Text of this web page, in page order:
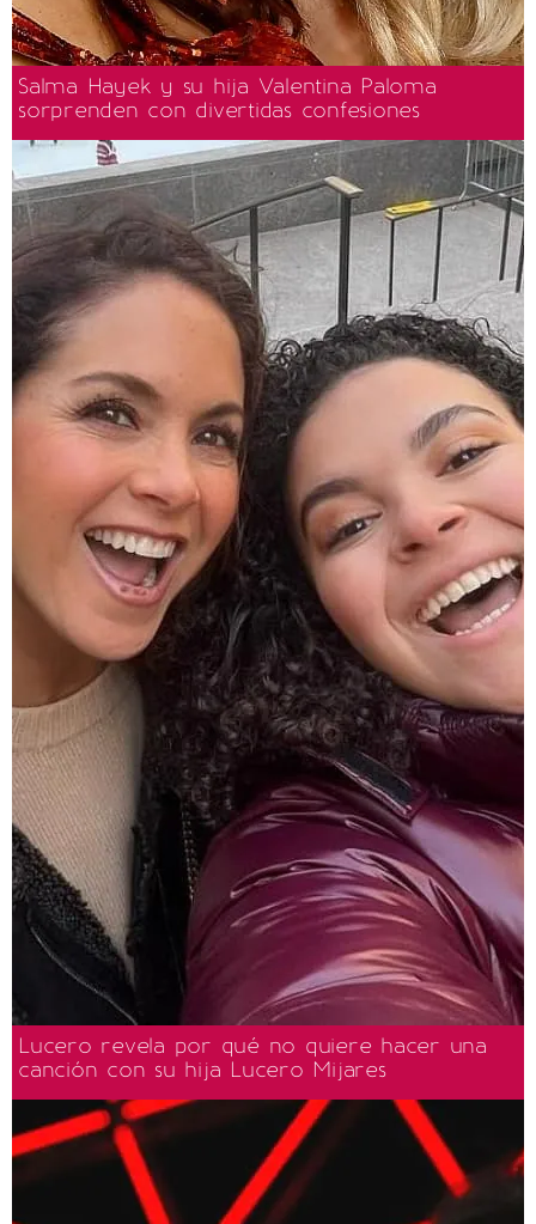
Salma Hayek y su hija Valentina Paloma
sorprenden con divertidas confesiones
Lucero revela por qué no quiere hacer una
canción con su hija Lucero Mijares